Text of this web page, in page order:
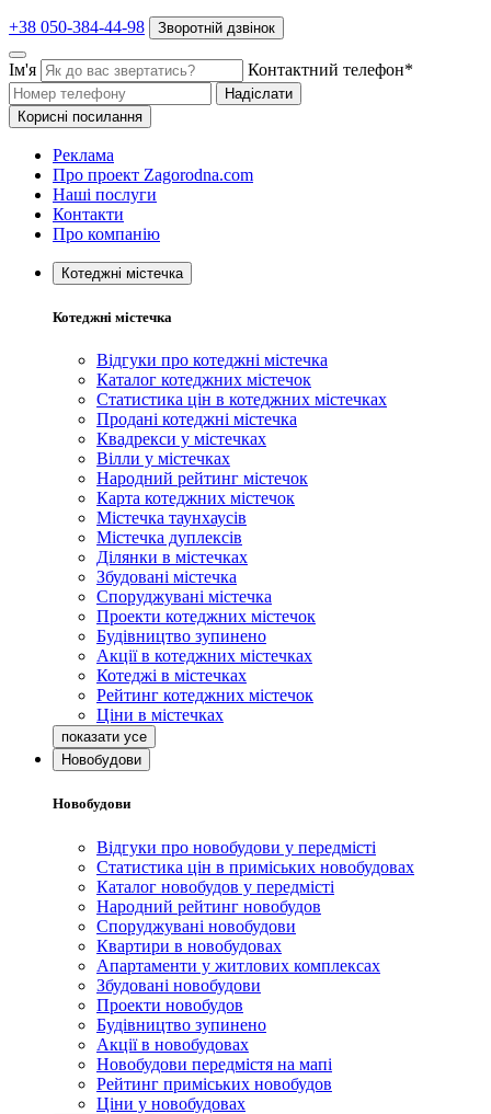
+38 050-384-44-98 Зворотній дзвінок
Ім'я Контактний телефон*
Надіслати
Корисні посилання
Реклама
Про проект Zagorodna.com
Наші послуги
Контакти
Про компанію
Котеджні містечка
Котеджні містечка
Відгуки про котеджні містечка
Каталог котеджних містечок
Статистика цін в котеджних містечках
Продані котеджні містечка
Квадрекси у містечках
Вілли у містечках
Народний рейтинг містечок
Карта котеджних містечок
Містечка таунхаусів
Містечка дуплексів
Ділянки в містечках
Збудовані містечка
Споруджувані містечка
Проекти котеджних містечок
Будівництво зупинено
Акції в котеджних містечках
Котеджі в містечках
Рейтинг котеджних містечок
Ціни в містечках
Новобудови
Новобудови
Відгуки про новобудови у передмісті
Статистика цін в приміських новобудовах
Каталог новобудов у передмісті
Народний рейтинг новобудов
Споруджувані новобудови
Квартири в новобудовах
Апартаменти у житлових комплексах
Збудовані новобудови
Проекти новобудов
Будівництво зупинено
Акції в новобудовах
Новобудови передмістя на мапі
Рейтинг приміських новобудов
Ціни у новобудовах